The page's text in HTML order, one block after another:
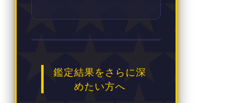
鑑定結果をさらに深
めたい方へ